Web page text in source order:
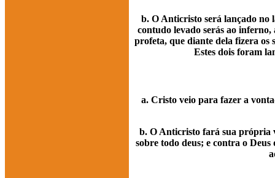
b. O Anticristo será lançado no
contudo levado serás ao
profeta, que diante dela fizera os
Estes dois foram
a. Cristo veio para fazer a
b. O Anticristo fará sua própria
sobre todo deus; e contra o Deus